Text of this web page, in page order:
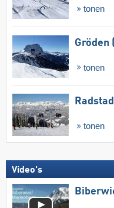
tonen
Gröden
tonen
tonen
Video's